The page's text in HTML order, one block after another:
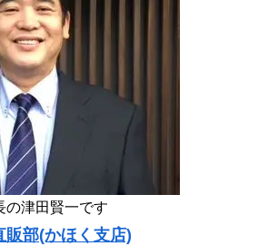
津田賢一です
販部(かほく支店)